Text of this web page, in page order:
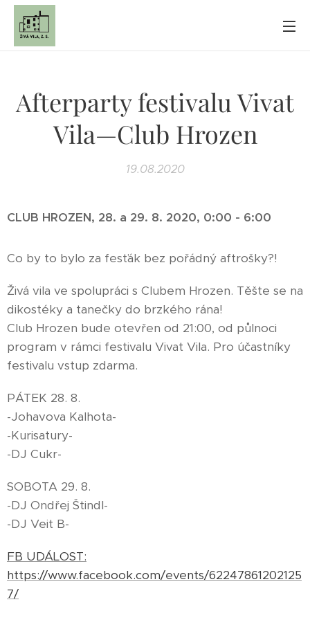
Afterparty festivalu Vivat
Vila—Club Hrozen
19.08.2020
CLUB HROZEN, 28. a 29. 8. 2020, 0:00 - 6:00
Co by to bylo za fesťák bez pořádný aftrošky?!
Živá vila ve spolupráci s Clubem Hrozen. Těšte se na
dikostéky a tanečky do brzkého rána!
Club Hrozen bude otevřen od 21:00, od půlnoci
program v rámci festivalu Vivat Vila. Pro účastníky
festivalu vstup zdarma.
PÁTEK 28. 8.
-Johavova Kalhota-
-Kurisatury-
-DJ Cukr-
SOBOTA 29. 8.
-DJ Ondřej Štindl-
-DJ Veit B-
FB UDÁLOST:
https://www.facebook.com/events/62247861202125
7/